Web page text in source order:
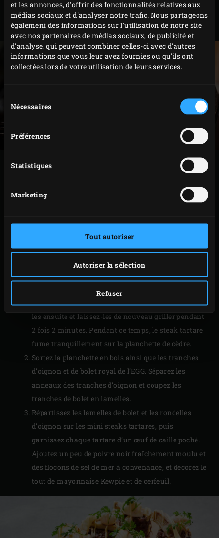
et les annonces, d'offrir des fonctionnalités relatives aux
médias sociaux et d'analyser notre trafic. Nous partageons
également des informations sur l'utilisation de notre site
avec nos partenaires de médias sociaux, de publicité et
d'analyse, qui peuvent combiner celles-ci avec d'autres
informations que vous leur avez fournies ou qu'ils ont
collectées lors de votre utilisation de leurs services.
duNécessaires
Préférences
Statistiques
Marketing
Tout autoriser
Autoriser la sélection
Refuser
dans le sens de la largeur. Coupez le bolet royal en
trois tranches dans le sens de la longueur.
Badigeonnez les tranches d’oignon et de bolet royal
pour grillades contenant vos mini tartares sur la
demi-grille en acier inoxydable. Fermez le couvercle
de l’EGG et laissez griller l’oignon et le bolet pendant
environ 2 minutes. Faites pivoter les tranches
d’oignon et de bolet d’un quart de tour et faites-les
de nouveau griller pendant 2 minutes. Retournez-
les ensuite et laissez-les de nouveau griller pendant
2 fois 2 minutes. Pendant ce temps, le steak tartare
fume tranquillement sur la planchette de cèdre.
Sortez la planchette en bois ainsi que les tranches
d’oignon et de bolet royal de l’EGG. Séparez les
anneaux des tranches d’oignon et coupez les
tranches de bolet en lamelles.
Répartissez les lamelles de bolet et les rondelles
d’oignon sur les mini steaks tartares, puis
garnissez chaque tartare d’un œuf de caille poché.
Ajoutez un peu de poivre noir fraîchement moulu et
des flocons de sel de mer à convenance, et décorez le
tout de mayonnaise Kewpie et de cerfeuil.